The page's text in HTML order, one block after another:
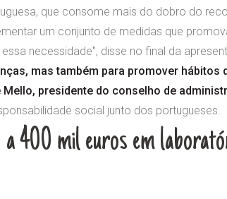
que consome mais do dobro do
um conjunto de medidas que
necessidade", disse no final da
mas também para promover hábitos
presidente do conselho de
social junto dos portugueses.
400 mil euros em